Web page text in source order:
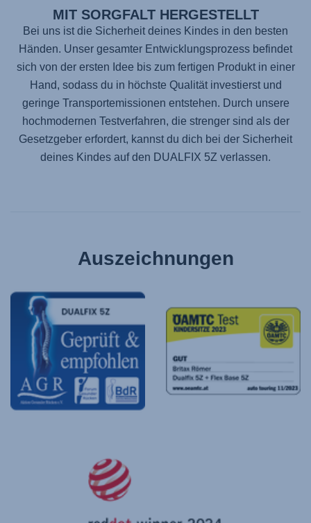
MIT SORGFALT HERGESTELLT
Bei uns ist die Sicherheit deines Kindes in den besten
Händen. Unser gesamter Entwicklungsprozess befindet
sich von der ersten Idee bis zum fertigen Produkt in einer
Hand, sodass du in höchste Qualität investierst und
geringe Transportemissionen entstehen. Durch unsere
hochmodernen Testverfahren, die strenger sind als der
Gesetzgeber erfordert, kannst du dich bei der Sicherheit
deines Kindes auf den DUALFIX 5Z verlassen.
Auszeichnungen